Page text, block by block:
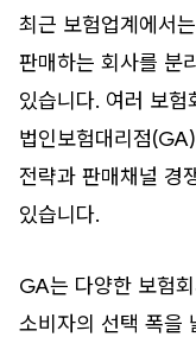
최근 보험업계에서
판매하는 회사를 분
있습니다. 여러 보험
법인보험대리점
전략과 판매채널 경
있습니다.
GA는 다양한 보험
소비자의 선택 폭을